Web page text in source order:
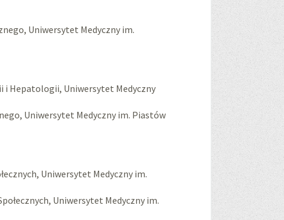
Uniwersytet Medyczny im.
Hepatologii, Uniwersytet Medyczny
Uniwersytet Medyczny im. Piastów
Uniwersytet Medyczny im.
Uniwersytet Medyczny im.